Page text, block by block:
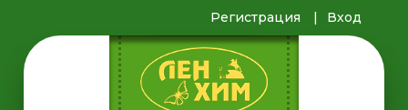
Регистрация Вход